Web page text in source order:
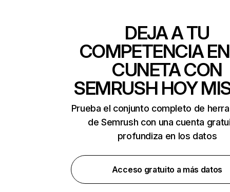
DEJA A TU
COMPETENCIA
CUNETA CON
SEMRUSH HOY
Prueba el conjunto completo de
de Semrush con una cuenta
profundiza en los datos
Acceso gratuito a más datos